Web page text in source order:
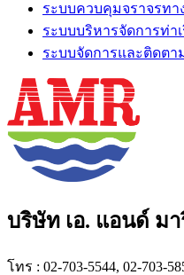
ระบบควบคุมจราจรทา
ระบบบริหารจัดการท่า
ระบบจัดการและติดตา
บริษัท เอ. แอนด์ ม
โทร : 02-703-5544, 02-703-